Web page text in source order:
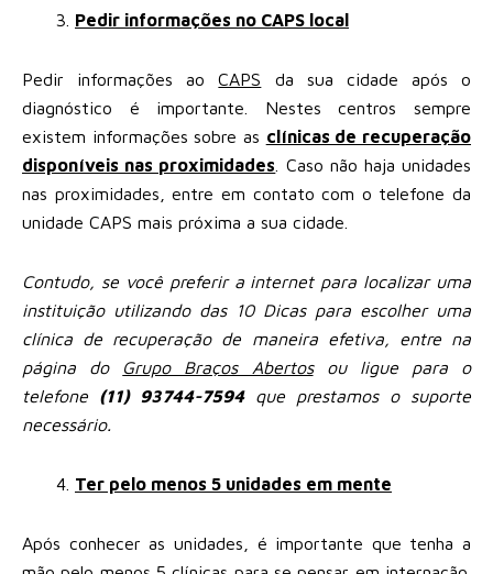
Pedir informações no CAPS local
Pedir informações aoCAPS da sua cidade após o
diagnóstico é importante. Nestes centros sempre
existem informações sobre as clínicas de recuperação
disponíveis nas proximidades . Caso não haja unidades
nas proximidades, entre em contato com o telefone da
unidade CAPS mais próxima a sua cidade.
Contudo, se você preferir a internet para localizar uma
instituição utilizando das 10 Dicas para escolher uma
clínica de recuperação de maneira efetiva, entre na
página do Grupo Braços Abertosou ligue para o
telefone (11) 93744-7594que prestamos o suporte
necessário.
Ter pelo menos 5 unidades em mente
Após conhecer as unidades, é importante que tenha a